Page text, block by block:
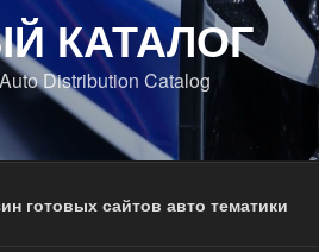
КАТАЛОГ
Distribution Catalog
готовых сайтов авто тематики